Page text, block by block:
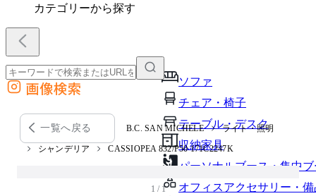
カテゴリーから探す
ソファ
チェア・椅子
テーブル・デスク
収納家具
パーソナルブース・集中
オフィスアクセサリー・備
外部サイトの商品をカートに追加
他のサイトで見つけた商品ページのURLを貼り付けて、カートに追加できます
画像検索
一覧へ戻る B.C. SAN MICHELE ライト・照明
シャンデリア CASSIOPEA 832/P50 171C2247K
1 / 1